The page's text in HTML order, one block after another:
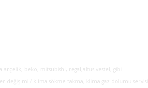
arçelik, beko, mitsubishi, regal,altus vestel, gibi
/ klima sökme takma, klima gaz dolumu servisi.